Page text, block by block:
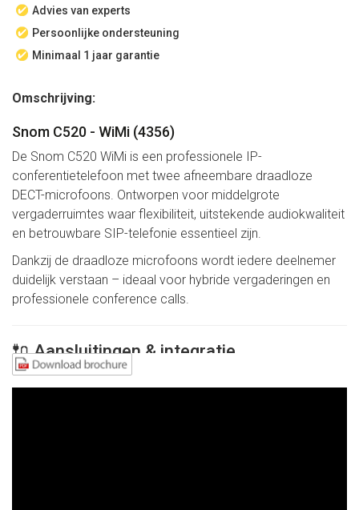
Advies van experts
Persoonlijke ondersteuning
Minimaal 1 jaar garantie
Omschrijving:
Snom C520 - WiMi (4356)
De Snom C520 WiMi is een professionele IP-
conferentietelefoon met twee afneembare draadloze
DECT-microfoons. Ontworpen voor middelgrote
vergaderruimtes waar flexibiliteit, uitstekende audiokwaliteit
en betrouwbare SIP-telefonie essentieel zijn.
Dankzij de draadloze microfoons wordt iedere deelnemer
duidelijk verstaan – ideaal voor hybride vergaderingen en
professionele conference calls.
🔌 Aansluitingen & integratie